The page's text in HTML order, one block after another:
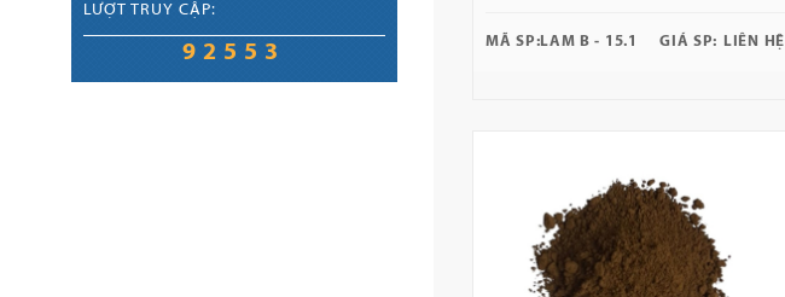
LƯỢT TRUY CẬP:
92553 MÃ SP: LAM B - 15.1 GIÁ SP: LIÊN HỆ